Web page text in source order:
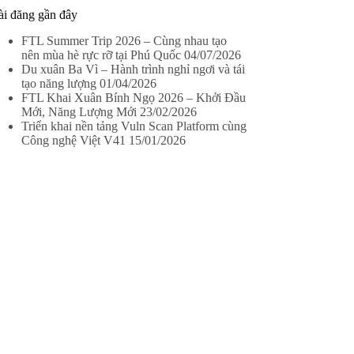
đăng gần đây
FTL Summer Trip 2026 – Cùng nhau tạo
nên mùa hè rực rỡ tại Phú Quốc 04/07/2026
Du xuân Ba Vì – Hành trình nghỉ ngơi và tái
tạo năng lượng 01/04/2026
FTL Khai Xuân Bính Ngọ 2026 – Khởi Đầu
Mới, Năng Lượng Mới 23/02/2026
Triển khai nền tảng Vuln Scan Platform cùng
Công nghệ Việt V41 15/01/2026